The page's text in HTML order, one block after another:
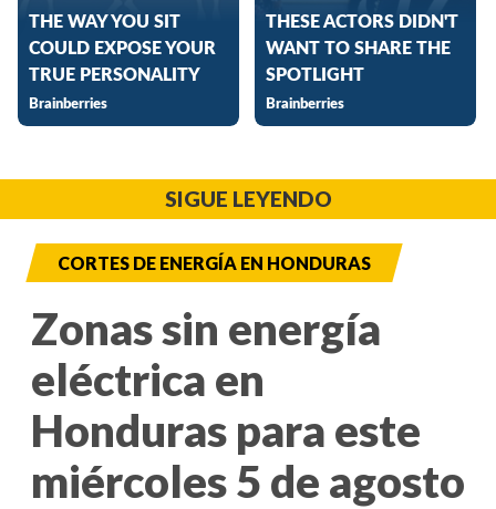
SIGUE LEYENDO
CORTES DE ENERGÍA EN HONDURAS
Zonas sin energía
eléctrica en
Honduras para este
miércoles 5 de agosto